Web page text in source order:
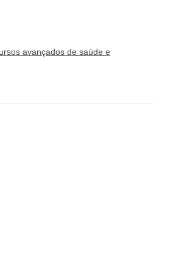
avançados de saúde e